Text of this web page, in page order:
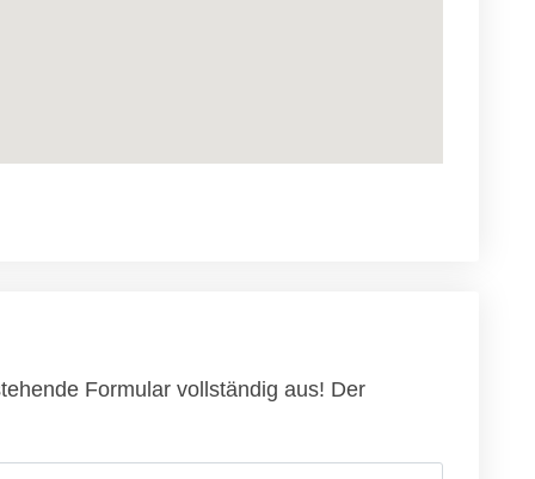
Formular vollständig aus! Der